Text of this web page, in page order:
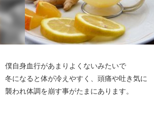
僕自身血行があまりよくないみたいで
冬になると体が冷えやすく、頭痛や吐き気に
襲われ体調を崩す事がたまにあります。